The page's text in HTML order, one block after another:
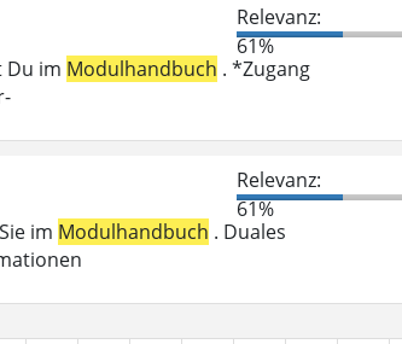
Relevanz:
61%
Du im Modulhandbuch . *Zugang
Relevanz:
61%
im Modulhandbuch . Duales